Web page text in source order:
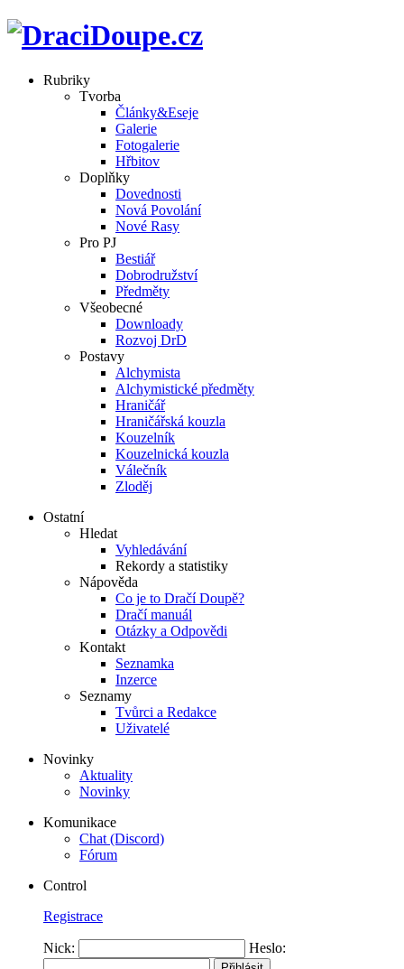
Rubriky
Tvorba
Články&Eseje
Galerie
Fotogalerie
Hřbitov
Doplňky
Dovednosti
Nová Povolání
Nové Rasy
Pro PJ
Bestiář
Dobrodružství
Předměty
Všeobecné
Downloady
Rozvoj DrD
Postavy
Alchymista
Alchymistické předměty
Hraničář
Hraničářská kouzla
Kouzelník
Kouzelnická kouzla
Válečník
Zloděj
Ostatní
Hledat
Vyhledávání
Rekordy a statistiky
Nápověda
Co je to Dračí Doupě?
Dračí manuál
Otázky a Odpovědi
Kontakt
Seznamka
Inzerce
Seznamy
Tvůrci a Redakce
Uživatelé
Novinky
Aktuality
Novinky
Komunikace
Chat (Discord)
Fórum
Control
Registrace
Nick: Heslo: